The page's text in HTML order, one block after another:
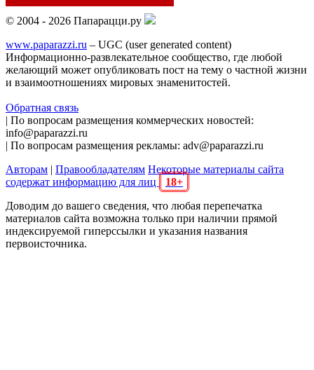
© 2004 - 2026 Папарацци.ру
www.paparazzi.ru – UGC (user generated content)
Информационно-развлекательное сообщество, где любой
желающий может опубликовать пост на тему о частной жизни
и взаимоотношениях мировых знаменитостей.
Обратная связь
| По вопросам размещения коммерческих новостей:
info@paparazzi.ru
| По вопросам размещения рекламы: adv@paparazzi.ru
Авторам | Правообладателям Некоторые материалы сайта
содержат информацию для лиц
18+
Доводим до вашего сведения, что любая перепечатка
материалов сайта возможна только при наличии прямой
индексируемой гиперссылки и указания названия
первоисточника.